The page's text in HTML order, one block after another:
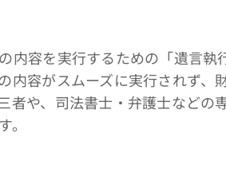
内容を実行するための「遺言執
内容がスムーズに実行されず
者や、司法書士・弁護士など
。